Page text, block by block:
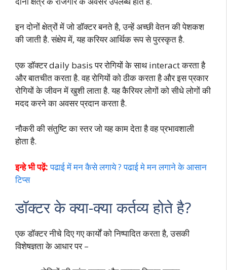
इन दोनों क्षेत्रों में जो डॉक्टर बनते है, उन्हें अच्छी वेतन की पेशकश
की जाती है. संक्षेप में, यह करियर आर्थिक रूप से पुरस्कृत है.
एक डॉक्टर daily basis पर रोगियों के साथ interact करता है
और बातचीत करता है. वह रोगियों को ठीक करता है और इस प्रकार
रोगियों के जीवन में खुशी लाता है. यह कैरियर लोगों को सीधे लोगों की
मदद करने का अवसर प्रदान करता है.
नौकरी की संतुष्टि का स्तर जो यह काम देता है वह प्रभावशाली
होता है.
इन्हे भी पढ़ें:पढाई में मन कैसे लगाये ? पढाई मे मन लगाने के आसान
टिप्स
डॉक्टर के क्या-क्या कर्तव्य होते है?
एक डॉक्टर नीचे दिए गए कार्यों को निष्पादित करता है, उसकी
विशेषज्ञता के आधार पर –